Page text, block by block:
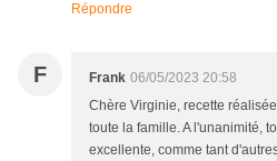
Répondre
F Frank 06/05/2023 20:58
Chère Virginie, recette
toute la famille. A l'unanimité,
excellente, comme tant